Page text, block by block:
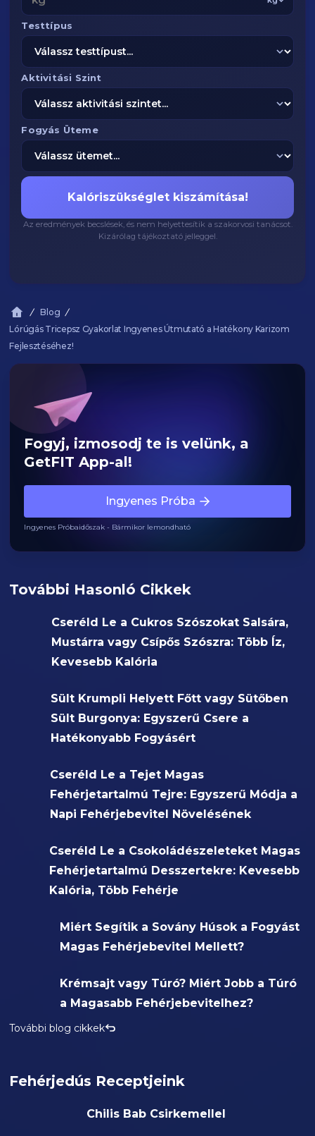
Testtípus
Aktivitási Szint
Fogyás Üteme
Kalóriszükséglet kiszámítása!
Az eredmények becslések, és nem helyettesítik a szakorvosi tanácsot.
Kizárólag tájékoztató jelleggel.
Blog
Lórúgás Tricepsz Gyakorlat Ingyenes Útmutató a Hatékony Karizom
Fejlesztéséhez!
Fogyj, izmosodj te is velünk, a
GetFIT App-al!
Ingyenes Próba
Ingyenes Próbaidőszak - Bármikor lemondható
További Hasonló Cikkek
Cseréld Le a Cukros Szószokat Salsára,
Mustárra vagy Csípős Szószra: Több Íz,
Kevesebb Kalória
Sült Krumpli Helyett Főtt vagy Sütőben
Sült Burgonya: Egyszerű Csere a
Hatékonyabb Fogyásért
Cseréld Le a Tejet Magas
Fehérjetartalmú Tejre: Egyszerű Módja a
Napi Fehérjebevitel Növelésének
Cseréld Le a Csokoládészeleteket Magas
Fehérjetartalmú Desszertekre: Kevesebb
Kalória, Több Fehérje
Miért Segítik a Sovány Húsok a Fogyást
Magas Fehérjebevitel Mellett?
Krémsajt vagy Túró? Miért Jobb a Túró
a Magasabb Fehérjebevitelhez?
További blog cikkek
Fehérjedús Receptjeink
Chilis Bab Csirkemellel